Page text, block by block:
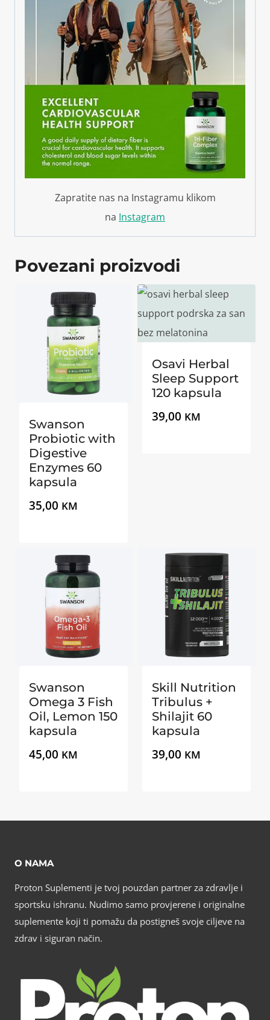
Zapratite nas na Instagramu klikom
na Instagram
Povezani proizvodi
Swanson
Probiotic with
Digestive
Enzymes 60
kapsula
35,00 KM
Osavi Herbal
Sleep Support
120 kapsula
39,00 KM
Swanson
Omega 3 Fish
Oil, Lemon 150
kapsula
45,00 KM
Skill Nutrition
Tribulus +
Shilajit 60
kapsula
39,00 KM
O NAMA
Proton Suplementi je tvoj pouzdan partner za zdravlje i
sportsku ishranu. Nudimo samo provjerene i originalne
suplemente koji ti pomažu da postigneš svoje ciljeve na
zdrav i siguran način.